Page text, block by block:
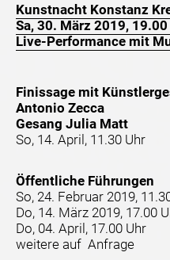
Kunstnacht
Sa, 30. März 2019,
Live-Performance mit
Finissage mit
Antonio Zecca
Gesang Julia Matt
So, 14. April, 11.30 Uhr
Öffentliche Führungen
So, 24. Februar 2019,
Do, 14. März 2019, 17.00
Do, 04. April, 17.00 Uhr
weitere auf Anfrage